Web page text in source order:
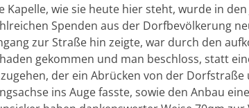
Kapelle, wie sie heute hier steht, wurde in
Spenden aus der Dorfbevölkerung
zur Straße hin zeigte, war durch den
gekommen und man beschloss, statt
der ein Abrücken von der
ins Auge fasste, sowie den Anbau